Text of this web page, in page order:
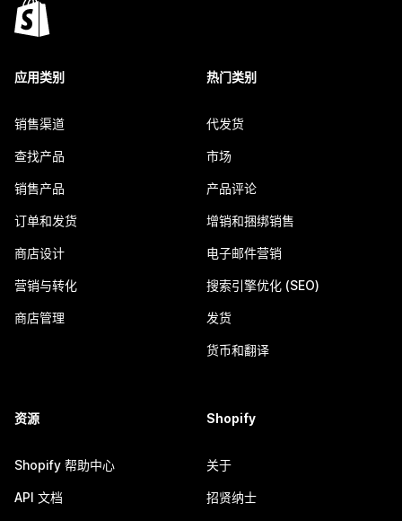
应用类别
销售渠道
查找产品
销售产品
订单和发货
商店设计
营销与转化
商店管理
热门类别
代发货
市场
产品评论
增销和捆绑销售
电子邮件营销
搜索引擎优化 (SEO)
发货
货币和翻译
资源
Shopify 帮助中心
API 文档
Shopify
关于
招贤纳士